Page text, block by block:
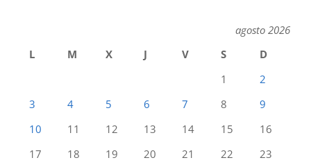
agosto 2026
L
M X J V S
D
1
2
3
4 5 6 7 8
9
10
11 12 13 14 15
16
17
18 19 20 21 22
23